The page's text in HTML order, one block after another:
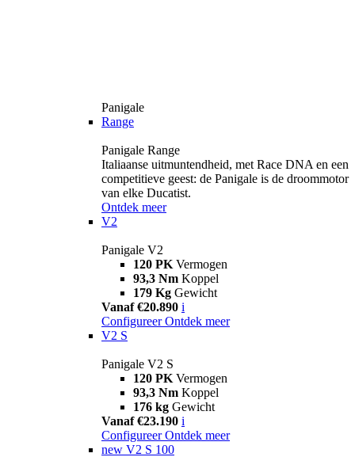
Panigale
Range
Panigale Range
Italiaanse uitmuntendheid, met Race DNA en een
competitieve geest: de Panigale is de droommotor
van elke Ducatist.
Ontdek meer
V2
Panigale V2
120 PK Vermogen
93,3 Nm Koppel
179 Kg Gewicht
Vanaf €20.890 i
Configureer Ontdek meer
V2 S
Panigale V2 S
120 PK Vermogen
93,3 Nm Koppel
176 kg Gewicht
Vanaf €23.190 i
Configureer Ontdek meer
new V2 S 100